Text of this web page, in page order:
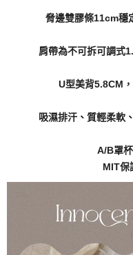
脅邊雙膠條11cm穩
肩帶為不可拆可調式
U型美背5.8CM
吸濕排汗、質輕柔軟
A/B罩
MIT保